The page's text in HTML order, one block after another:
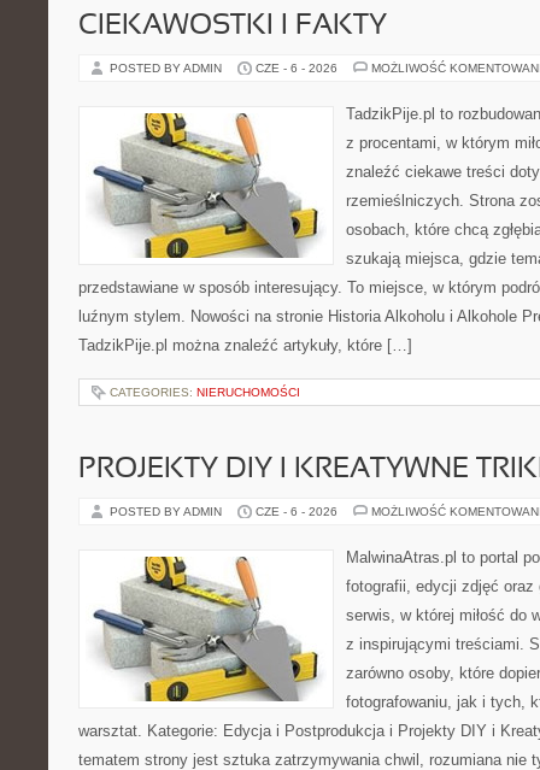
CIEKAWOSTKI I FAKTY
POSTED BY ADMIN CZE - 6 - 2026 MOŻLIWOŚĆ
TadzikPije.pl to
z procentami, w którym
znaleźć ciekawe treści
rzemieślniczych. Strona
osobach, które chcą
szukają miejsca, gdzie
przedstawiane w sposób interesujący. To miejsce, w którym
luźnym stylem. Nowości na stronie Historia Alkoholu i Alkohole
TadzikPije.pl można znaleźć artykuły, które […]
CATEGORIES: NIERUCHOMOŚCI
PROJEKTY DIY I KREATYWNE
POSTED BY ADMIN CZE - 6 - 2026 MOŻLIWOŚĆ
MalwinaAtras.pl to portal
fotografii, edycji zdjęć oraz
serwis, w której miłość do
z inspirującymi treściami.
zarówno osoby, które
fotografowaniu, jak i tych,
warsztat. Kategorie: Edycja i Postprodukcja i Projekty DIY i
tematem strony jest sztuka zatrzymywania chwil, rozumiana nie